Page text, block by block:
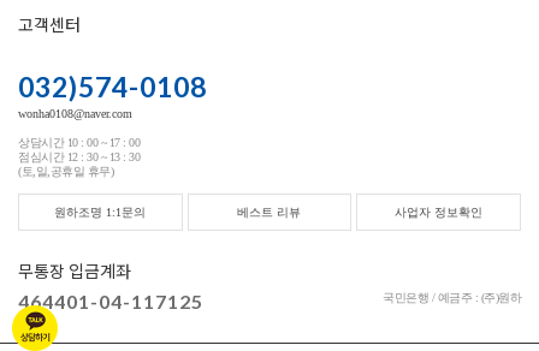
고객센터
032)574-0108
wonha0108@naver.com
상담시간 10 : 00 ~ 17 : 00
점심시간 12 : 30 ~ 13 : 30
(토,일,공휴일 휴무)
원하조명 1:1문의 베스트 리뷰 사업자 정보확인
무통장 입금계좌
464401-04-117125 국민은행 / 예금주 : (주)원하